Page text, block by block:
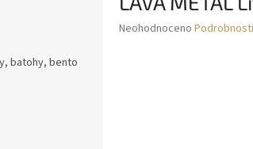
batohy, bento
Průměrné
Neohodnoceno